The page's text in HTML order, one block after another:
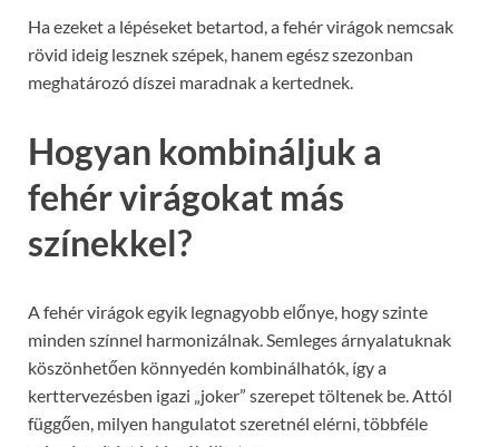
Ha ezeket a lépéseket betartod, a fehér virágok nemcsak
rövid ideig lesznek szépek, hanem egész szezonban
meghatározó díszei maradnak a kertednek.
Hogyan kombináljuk a
fehér virágokat más
színekkel?
A fehér virágok egyik legnagyobb előnye, hogy szinte
minden színnel harmonizálnak. Semleges árnyalatuknak
köszönhetően könnyedén kombinálhatók, így a
kerttervezésben igazi „joker” szerepet töltenek be. Attól
függően, milyen hangulatot szeretnél elérni, többféle